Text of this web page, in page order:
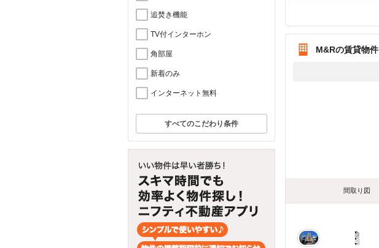
追焚き機能
TV付インターホン
角部屋
新着のみ
インターネット無料
すべてのこだわり条件
M&Rの賃貸物件
間取り図